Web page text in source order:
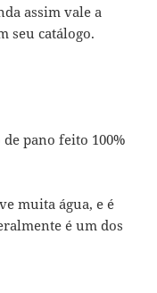
assim vale a
seu catálogo.
pano feito 100%
muita água, e é
é um dos